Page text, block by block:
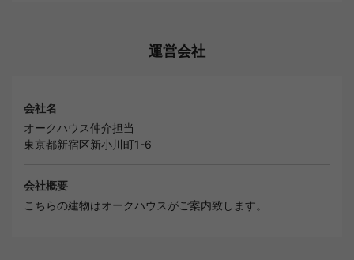
運営会社
会社名
オークハウス仲介担当
東京都新宿区新小川町1-6
会社概要
こちらの建物はオークハウスがご案内致します。